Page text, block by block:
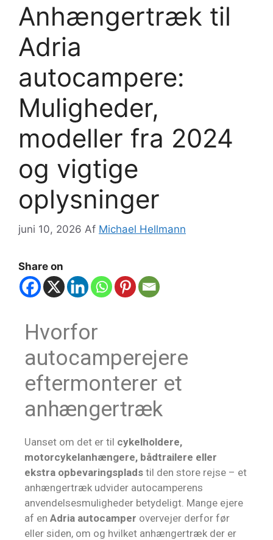
Anhængertræk til
Adria
autocampere:
Muligheder,
modeller fra 2024
og vigtige
oplysninger
juni 10, 2026 Af Michael Hellmann
Share on
Hvorfor
autocamperejere
eftermonterer et
anhængertræk
Uanset om det er til cykelholdere,
motorcykelanhængere, bådtrailere eller
ekstra opbevaringsplads til den store rejse – et
anhængertræk udvider autocamperens
anvendelsesmuligheder betydeligt. Mange ejere
af en Adria autocamper overvejer derfor før
eller siden, om og hvilket anhængertræk der er